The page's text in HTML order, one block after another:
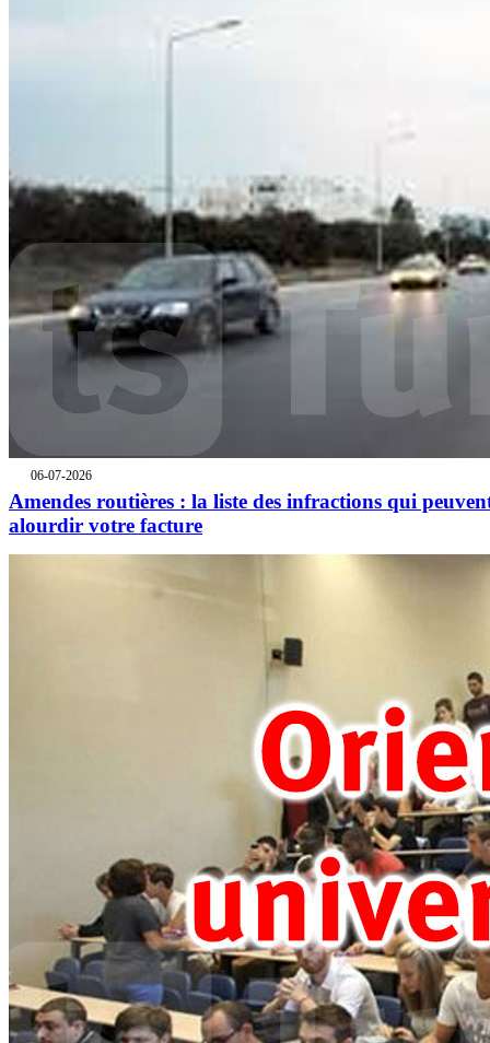
06-07-2026
Amendes routières : la liste des infractions qui
alourdir votre facture